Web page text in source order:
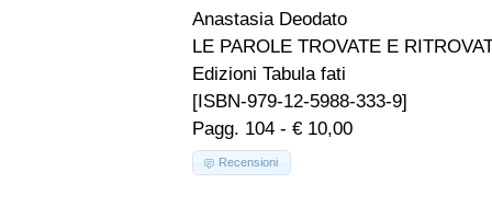
Anastasia Deodato
LE PAROLE TROVATE E
Edizioni Tabula fati
[ISBN-979-12-5988-333-9]
Pagg. 104 - € 10,00
Recensioni